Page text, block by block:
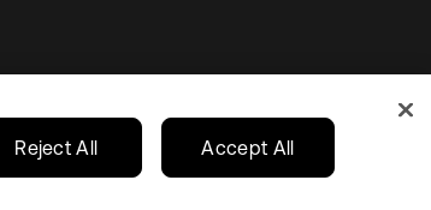
ライバシーの選択 Japan
Reject All Accept All